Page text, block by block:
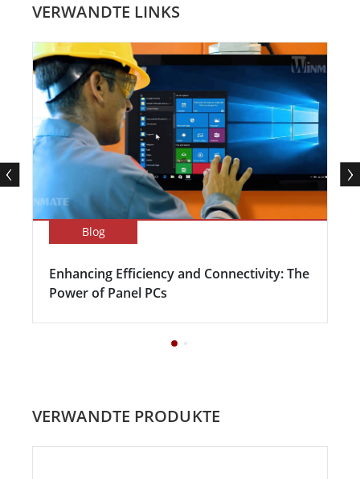
VERWANDTE LINKS
Blog
Enhancing Efficiency and Connectivity: The
Power of Panel PCs
VERWANDTE PRODUKTE